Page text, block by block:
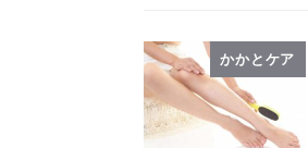
かかとケア